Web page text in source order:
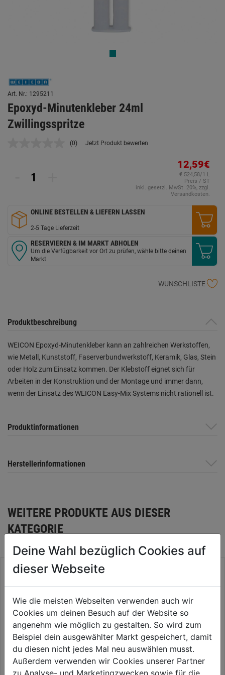
Art. Nr.: 1295211
Epoxyd-Minutenkleber 24ml
Zwillingsspritze
Kein
(0) Jetzt Produkt bewerten
12,59€
€ 524,58/1 L
Preis / ST
inkl. gesetzl. MwSt. 20%, zzgl.
Versandkosten.
ONLINE BESTELLEN & LIEFERN LASSEN
2-5 Tage Lieferzeit
RESERVIEREN & IM MARKT ABHOLEN
Um die Verfügbarkeit vor Ort zu prüfen, wähle bitte deinen
Markt
WUNSCHLISTE
Produktbeschreibung
WEICON Epoxyd-Minutenkleber kann an zahlreichen Werkstoffen,
wie Metall, Kunststoff, Faserverbundwerkstoff, Keramik, Glas, Stein
oder Holz zum Einsatz kommen. Der Klebstoff eignet sich für
Arbeiten in der Konstruktion und der Montage und immer dann,
wenn der Einsatz des WEICON Easy-Mix Systems nicht rationell ist.
Produktinformationen
Herstellerinformationen
WEITERE PRODUKTE AUS DIESER
KATEGORIE
Deine Wahl bezüglich Cookies auf
dieser Webseite
Wie die meisten Webseiten verwenden auch wir
Cookies um deinen Besuch auf der Website so
angenehm wie möglich zu gestalten. So wird zum
Beispiel dein ausgewählter Markt gespeichert, damit
du diesen nicht jedes Mal neu auswählen musst.
Außerdem verwenden wir Cookies unserer Partner
zu Analyse- und Marketingzwecken sowie für die